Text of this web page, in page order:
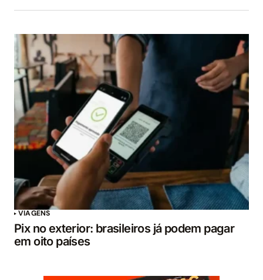
VIAGENS
Pix no exterior: brasileiros já podem pagar
em oito países